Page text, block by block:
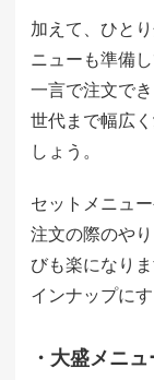
加えて、ひと
ニューも準備
一言で注文で
世代まで幅広
しょう。
セットメニュ
注文の際のや
びも楽になり
インナップに
・大盛メニ